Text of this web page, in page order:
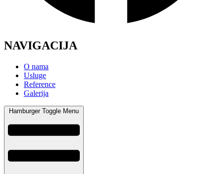
NAVIGACIJA
O nama
Usluge
Reference
Galerija
Hamburger Toggle Menu